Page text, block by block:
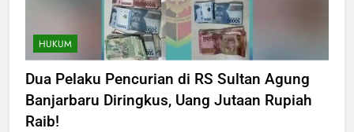
HUKUM
Dua Pelaku Pencurian di RS Sultan Agung
Banjarbaru Diringkus, Uang Jutaan Rupiah
Raib!